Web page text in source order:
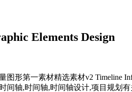
Elements Design
第一素材精选素材v2 Timeline
轴,时间轴,时间轴设计,项目规划